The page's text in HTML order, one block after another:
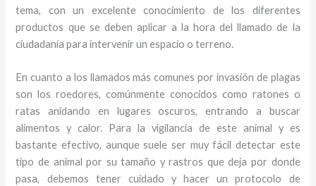
tema, con un excelente conocimiento de los diferentes
productos que se deben aplicar a la hora del llamado de la
ciudadanía para intervenir un espacio o terreno.
En cuanto a los llamados más comunes por invasión de plagas
son los roedores, comúnmente conocidos como ratones o
ratas anidando en lugares oscuros, entrando a buscar
alimentos y calor. Para la vigilancia de este animal y es
bastante efectivo, aunque suele ser muy fácil detectar este
tipo de animal por su tamaño y rastros que deja por donde
pasa, debemos tener cuidado y hacer un protocolo de